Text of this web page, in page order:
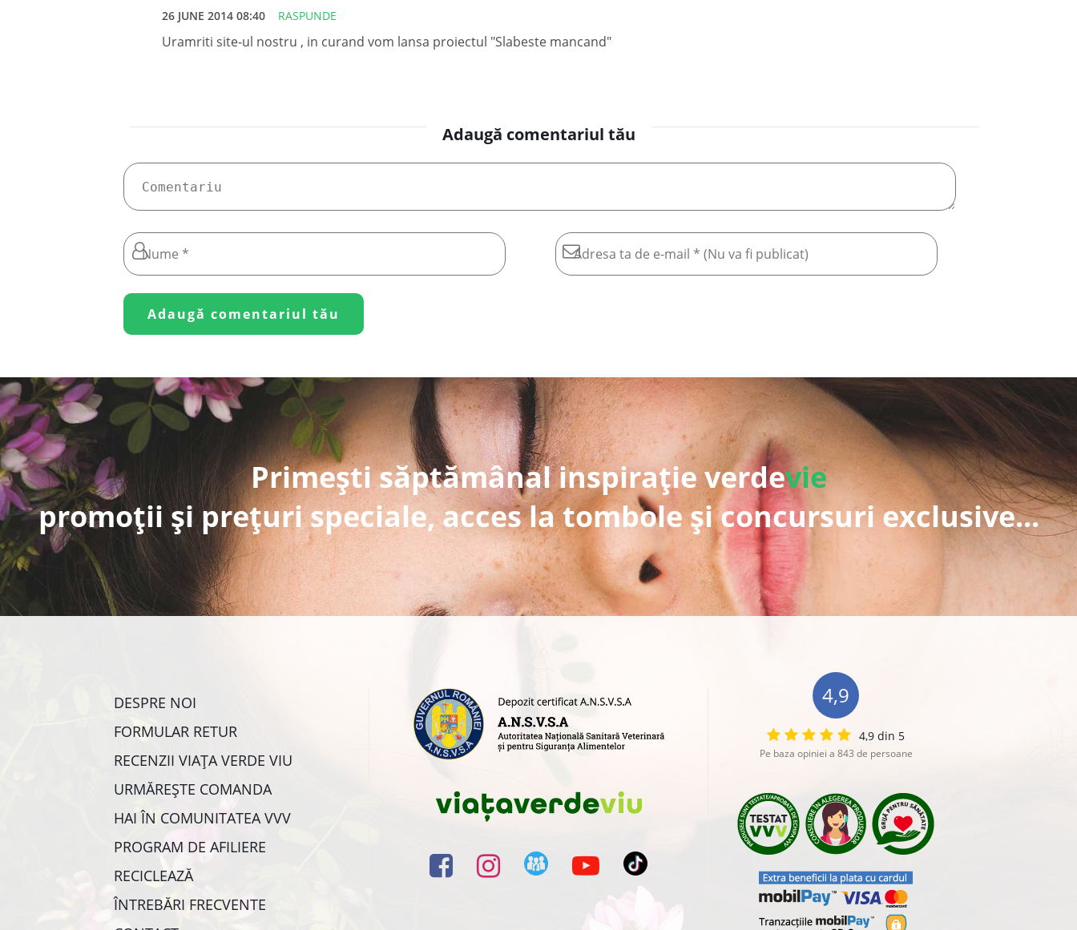
26 JUNE 2014 08:40 RASPUNDE
Uramriti site-ul nostru , in curand vom lansa proiectul "Slabeste mancand"
Adaugă comentariul tău
Primești săptămânal inspirație verdevie
promoții și prețuri speciale, acces la tombole și concursuri exclusive...
DESPRE NOI
FORMULAR RETUR
RECENZII VIAȚA VERDE VIU
URMĂREȘTE COMANDA
HAI ÎN COMUNITATEA VVV
PROGRAM DE AFILIERE
RECICLEAZĂ
ÎNTREBĂRI FRECVENTE
4,9
4,9 din 5
Pe baza opiniei a 843 de persoane